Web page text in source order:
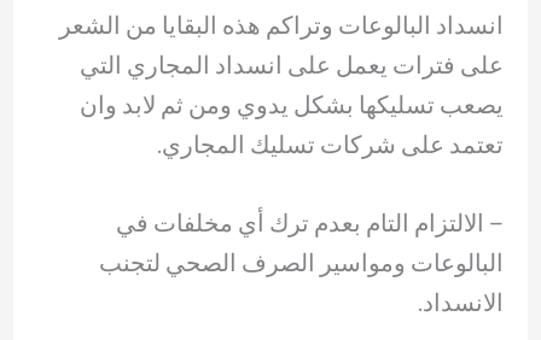
انسداد البالوعات وتراكم هذه البقايا من الشعر
على فترات يعمل على انسداد المجاري التي
يصعب تسليكها بشكل يدوي ومن ثم لابد وان
تعتمد على شركات تسليك المجاري.
– ‏الالتزام التام بعدم ترك أي مخلفات في
البالوعات ومواسير الصرف الصحي لتجنب
الانسداد.